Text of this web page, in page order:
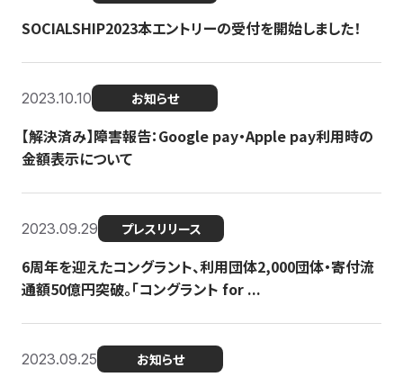
SOCIALSHIP2023本エントリーの受付を開始しました！
2023.10.10 お知らせ
【解決済み】障害報告：Google pay・Apple pay利用時の
金額表示について
2023.09.29 プレスリリース
6周年を迎えたコングラント、利用団体2,000団体・寄付流
通額50億円突破。「コングラント for ...
2023.09.25 お知らせ